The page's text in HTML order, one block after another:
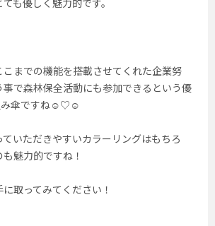
こまでの機能を搭載させてくれた企業努
で森林保全活動にも参加できるという優
み傘ですね☺︎♡☺︎
いただきやすいカラーリングはもちろ
魅力的ですね！
取ってみてください！